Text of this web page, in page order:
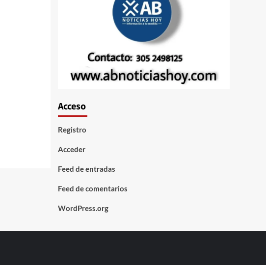
Acceso
Registro
Acceder
Feed de entradas
Feed de comentarios
WordPress.org